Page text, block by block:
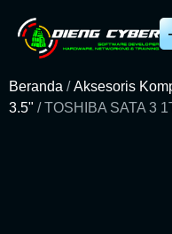
Beranda /Aksesoris
3.5" / TOSHIBA SATA 3